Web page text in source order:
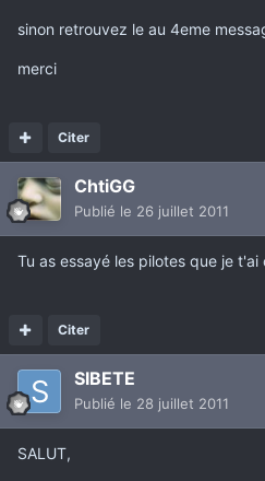
sinon retrouvez le au 4eme
merci
Citer
ChtiGG
Publié le 26 juillet 2011
Tu as essayé les pilotes que je t'ai
Citer
SIBETE
Publié le 28 juillet 2011
SALUT,